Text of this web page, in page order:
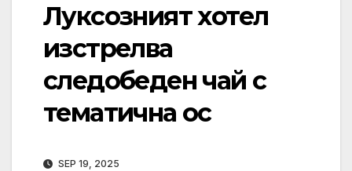
Луксозният хотел
изстрелва
следобеден чай с
тематична ос
SEP 19, 2025